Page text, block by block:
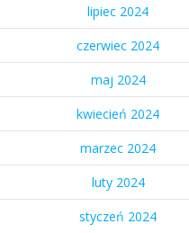
lipiec 2024
czerwiec 2024
maj 2024
kwiecień 2024
marzec 2024
luty 2024
styczeń 2024